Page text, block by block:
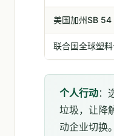
美国加州SB 54
联合国全球塑
个人行动：
垃圾，让降
动企业切换